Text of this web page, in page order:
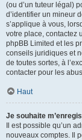
(ou d’un tuteur légal)
d’identifier un mineur
s’applique à vous,
votre place, contactez
phpBB Limited et les
conseils juridiques et
de toutes sortes, à
contacter pour les
Haut
Je souhaite
Il est possible qu’un
nouveaux comptes. Il